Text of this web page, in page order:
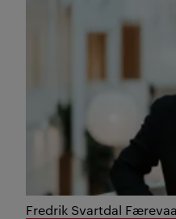
Fredrik Svartdal